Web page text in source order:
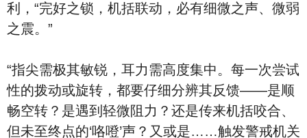
利，“完好之锁，机括联动，必有细微之声、微弱
之震。”
“指尖需极其敏锐，耳力需高度集中。每一次尝试
性的拨动或旋转，都要仔细分辨其反馈——是顺
畅空转？是遇到轻微阻力？还是传来机括咬合、
但未至终点的‘咯噔’声？又或是……触发警戒机关